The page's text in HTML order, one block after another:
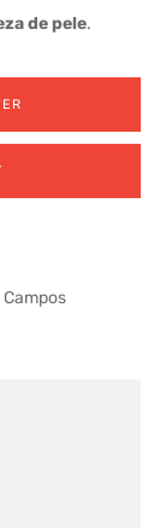
de pele.
Campos